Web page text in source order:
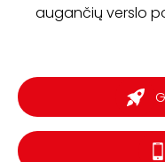
augančių verslo